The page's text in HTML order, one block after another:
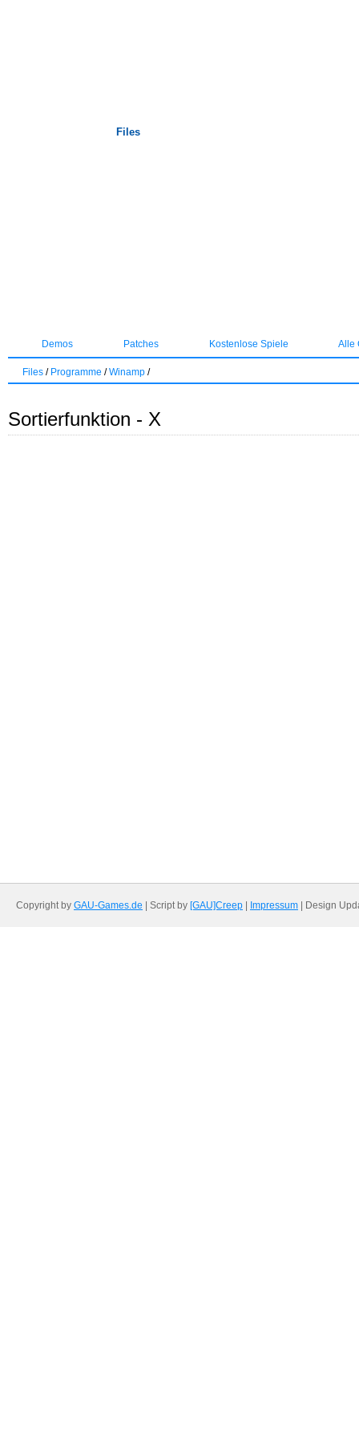
Files
Demos Patches Kostenlose Spiele Alle
Files / Programme /Winamp /
Sortierfunktion - X
Copyright by GAU-Games.de | Script by [GAU]Creep Impressum | Design